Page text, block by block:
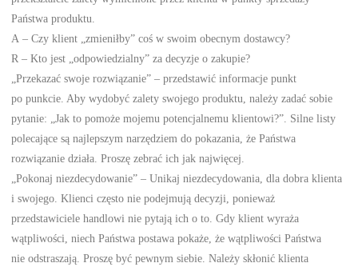
Państwa produktu.
A – Czy klient „zmieniłby” coś w swoim obecnym dostawcy?
R – Kto jest „odpowiedzialny” za decyzje o zakupie?
„Przekazać swoje rozwiązanie” – przedstawić informacje punkt
po punkcie. Aby wydobyć zalety swojego produktu, należy zadać sobie
pytanie: „Jak to pomoże mojemu potencjalnemu klientowi?”. Silne listy
polecające są najlepszym narzędziem do pokazania, że Państwa
rozwiązanie działa. Proszę zebrać ich jak najwięcej.
„Pokonaj niezdecydowanie” – Unikaj niezdecydowania, dla dobra klienta
i swojego. Klienci często nie podejmują decyzji, ponieważ
przedstawiciele handlowi nie pytają ich o to. Gdy klient wyraża
wątpliwości, niech Państwa postawa pokaże, że wątpliwości Państwa
nie odstraszają. Proszę być pewnym siebie. Należy skłonić klienta